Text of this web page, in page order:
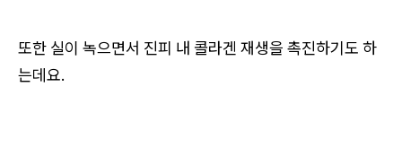
또한 실이 녹으면서 진피 내 콜라겐 재생을 촉진하기도 하
는데요.